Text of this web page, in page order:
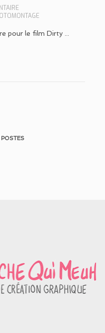
pour le film Dirty ...
POSTES